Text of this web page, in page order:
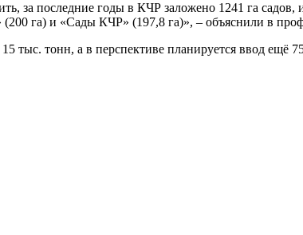
за последние годы в КЧР заложено 1241 га
га) и «Сады КЧР» (197,8 га)», – объяснили в
тонн, а в перспективе планируется ввод ещё